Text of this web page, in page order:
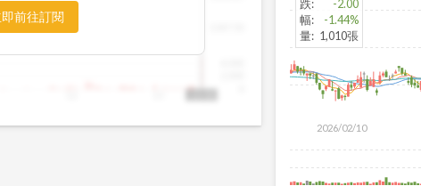
前往訂閱
2026/02/10
跌:
-2.00
幅:
-1.44%
量: 1,010張